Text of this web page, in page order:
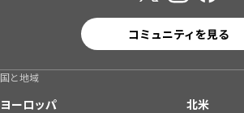
コミュニティを見る
国と地域
ヨーロッパ
北米